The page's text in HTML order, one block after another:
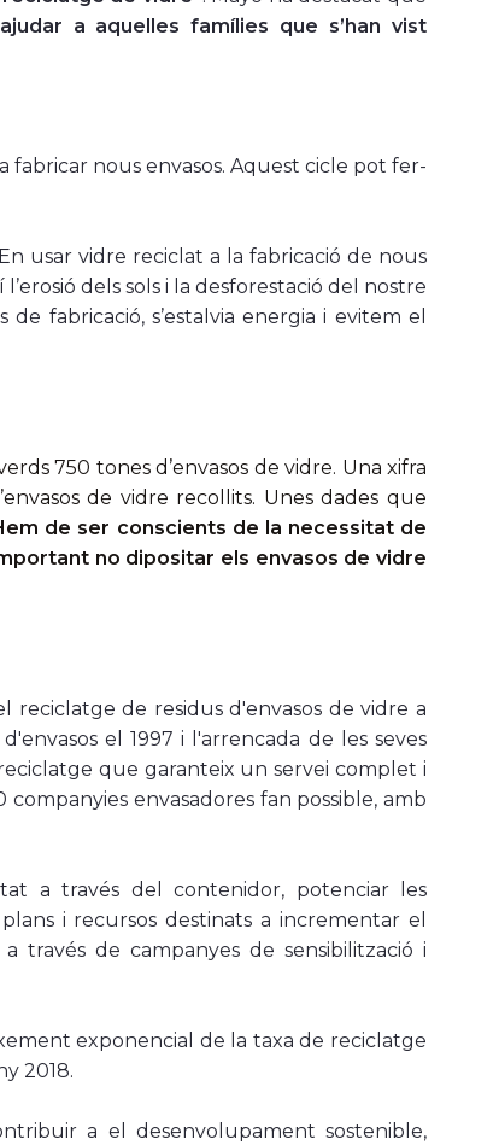
a aquelles famílies que s’han vist
fabricar nous envasos. Aquest cicle pot fer-
usar vidre reciclat a la fabricació de nous
dels sols i la desforestació del nostre
fabricació, s’estalvia energia i evitem el
750 tones d’envasos de vidre. Una xifra
de vidre recollits. Unes dades que
de ser conscients de la necessitat de
no dipositar els envasos de vidre
reciclatge de residus d'envasos de vidre a
el 1997 i l'arrencada de les seves
que garanteix un servei complet i
envasadores fan possible, amb
a través del contenidor, potenciar les
i recursos destinats a incrementar el
través de campanyes de sensibilització i
exponencial de la taxa de reciclatge
2018.
a el desenvolupament sostenible,